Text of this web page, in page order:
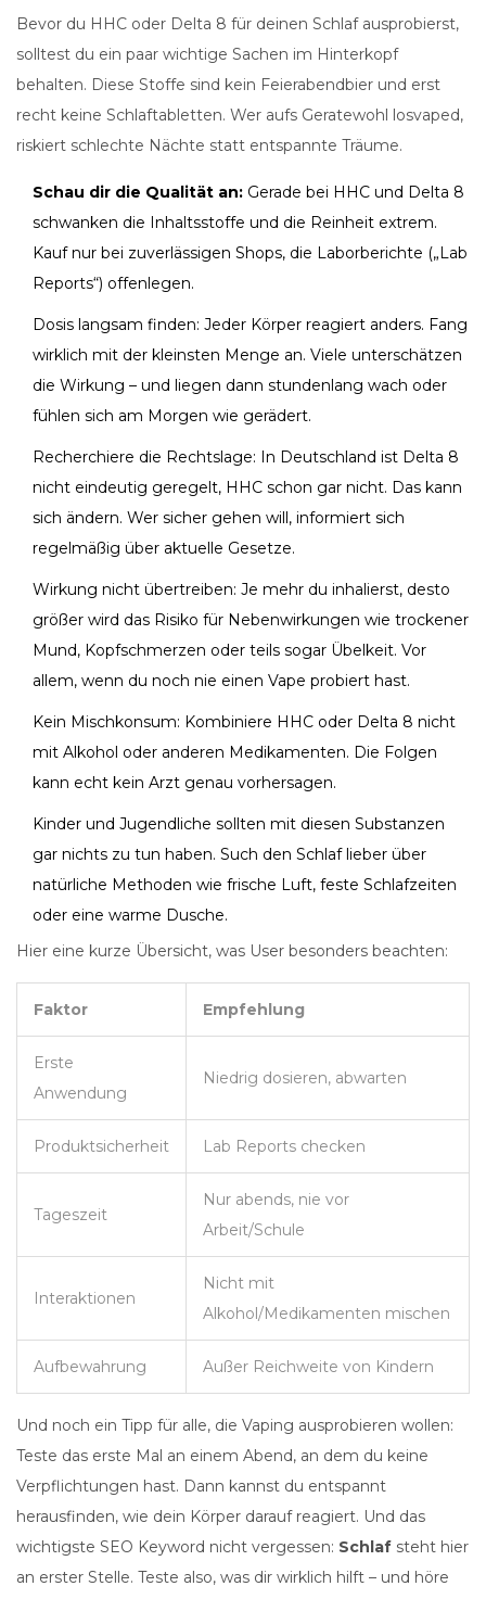
Bevor du HHC oder Delta 8 für deinen Schlaf ausprobierst,
solltest du ein paar wichtige Sachen im Hinterkopf
behalten. Diese Stoffe sind kein Feierabendbier und erst
recht keine Schlaftabletten. Wer aufs Geratewohl losvaped,
riskiert schlechte Nächte statt entspannte Träume.
Schau dir die Qualität an: Gerade bei HHC und Delta 8
schwanken die Inhaltsstoffe und die Reinheit extrem.
Kauf nur bei zuverlässigen Shops, die Laborberichte („Lab
Reports“) offenlegen.
Dosis langsam finden: Jeder Körper reagiert anders. Fang
wirklich mit der kleinsten Menge an. Viele unterschätzen
die Wirkung – und liegen dann stundenlang wach oder
fühlen sich am Morgen wie gerädert.
Recherchiere die Rechtslage: In Deutschland ist Delta 8
nicht eindeutig geregelt, HHC schon gar nicht. Das kann
sich ändern. Wer sicher gehen will, informiert sich
regelmäßig über aktuelle Gesetze.
Wirkung nicht übertreiben: Je mehr du inhalierst, desto
größer wird das Risiko für Nebenwirkungen wie trockener
Mund, Kopfschmerzen oder teils sogar Übelkeit. Vor
allem, wenn du noch nie einen Vape probiert hast.
Kein Mischkonsum: Kombiniere HHC oder Delta 8 nicht
mit Alkohol oder anderen Medikamenten. Die Folgen
kann echt kein Arzt genau vorhersagen.
Kinder und Jugendliche sollten mit diesen Substanzen
gar nichts zu tun haben. Such den Schlaf lieber über
natürliche Methoden wie frische Luft, feste Schlafzeiten
oder eine warme Dusche.
Hier eine kurze Übersicht, was User besonders beachten:
Faktor Empfehlung
Erste
Anwendung
Niedrig dosieren, abwarten
Produktsicherheit Lab Reports checken
Tageszeit
Nur abends, nie vor
Arbeit/Schule
Interaktionen
Nicht mit
Alkohol/Medikamenten mischen
Aufbewahrung Außer Reichweite von Kindern
Und noch ein Tipp für alle, die Vaping ausprobieren wollen:
Teste das erste Mal an einem Abend, an dem du keine
Verpflichtungen hast. Dann kannst du entspannt
herausfinden, wie dein Körper darauf reagiert. Und das
wichtigste SEO Keyword nicht vergessen: Schlaf steht hier
an erster Stelle. Teste also, was dir wirklich hilft – und höre